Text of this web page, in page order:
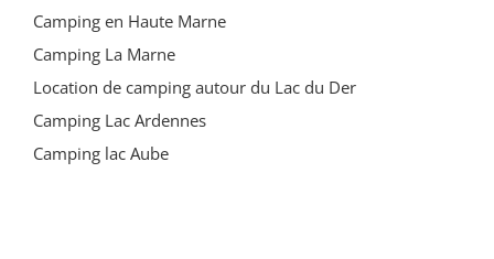
Camping en Haute Marne
Camping La Marne
Location de camping autour du Lac du Der
Camping Lac Ardennes
Camping lac Aube